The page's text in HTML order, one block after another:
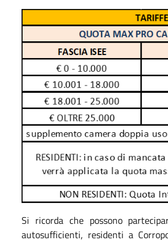
Si ricorda che possono
autosufficienti, residenti a